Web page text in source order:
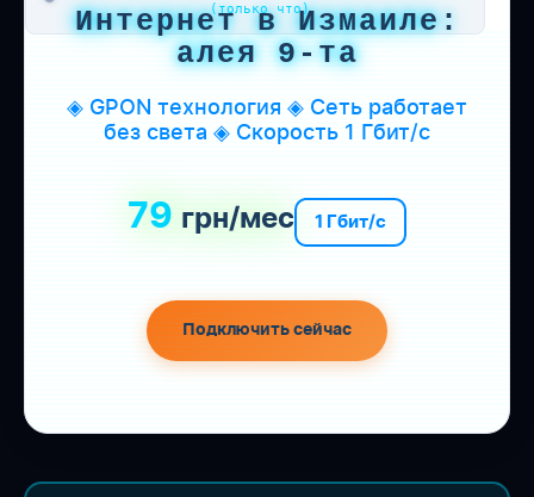
(только что)
Интернет в Измаиле:
алея 9-та
◈ GPON технология ◈ Сеть работает
без света ◈ Скорость 1 Гбит/с
79 грн/мес 1 Гбит/с
Подключить сейчас